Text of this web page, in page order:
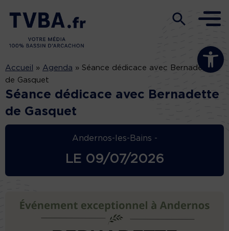
Ouvrir la
Accueil » Agenda » Séance dédicace avec Bernadette
de Gasquet
Séance dédicace avec Bernadette
de Gasquet
Andernos-les-Bains -
LE 09/07/2026